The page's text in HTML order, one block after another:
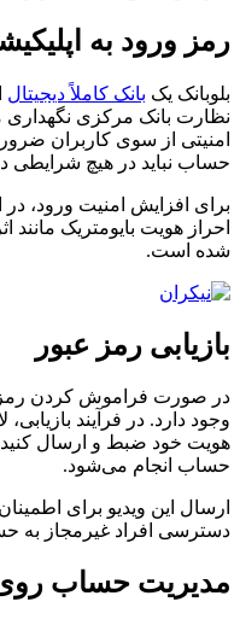
رمز ورود به
بلوبانک یک بانک کاملاً دیجیتال
نظارت بانک مرکزی نگهداری
امنیتی از سوی کاربران
حساب نباید در هیچ شرایطی
برای افزایش امنیت ورود،
احراز هویت بایومتریک
شده است.
بازیابی رمز عبور
در صورت فراموش کردن رمز
وجود دارد. در فرآیند
هویت خود ضبط و ارسال
حساب انجام می‌شود.
ارسال این ویدیو برای
دسترسی افراد غیرمجاز به
مدیریت حساب